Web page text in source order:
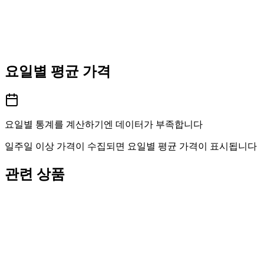
요일별 평균 가격
요일별 통계를 계산하기엔 데이터가 부족합니다
일주일 이상 가격이 수집되면 요일별 평균 가격이 표시됩니다
관련 상품